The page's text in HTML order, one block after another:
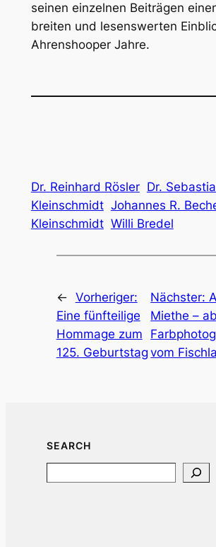
seinen einzelnen Beiträgen
breiten und lesenswerten
Ahrenshooper Jahre.
Dr. Reinhard Rösler Dr.
Kleinschmidt Johannes R.
Kleinschmidt Willi Bredel
← Vorheriger:
Eine fünfteilige
Hommage zum
125. Geburtstag
Nächster:
Miethe –
vom
SEARCH